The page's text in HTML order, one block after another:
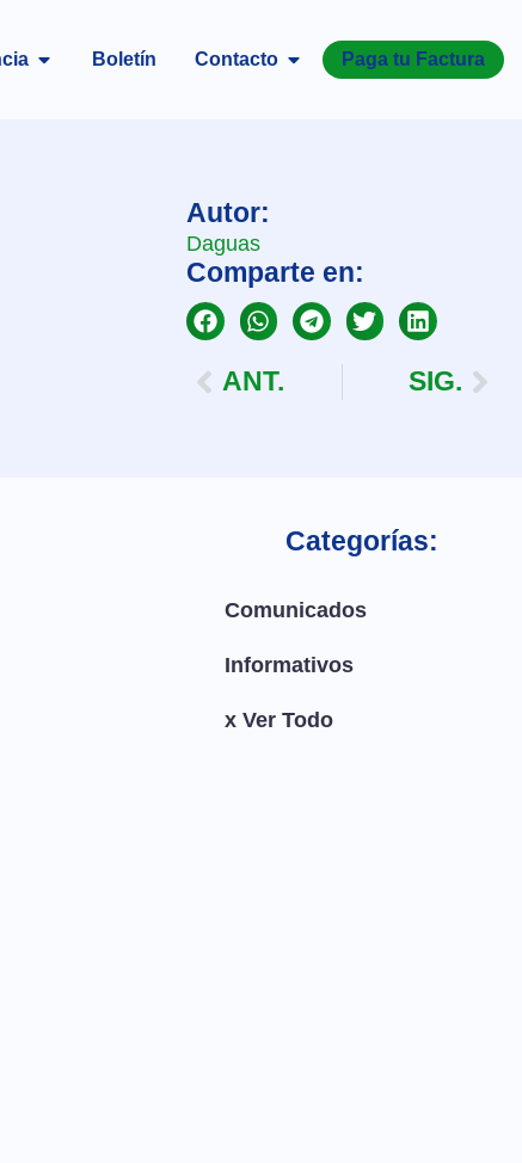
Boletín Contacto Paga tu Factura
Autor:
Daguas
Comparte en:
ANT. SIG.
Categorías:
Comunicados
Informativos
x Ver Todo